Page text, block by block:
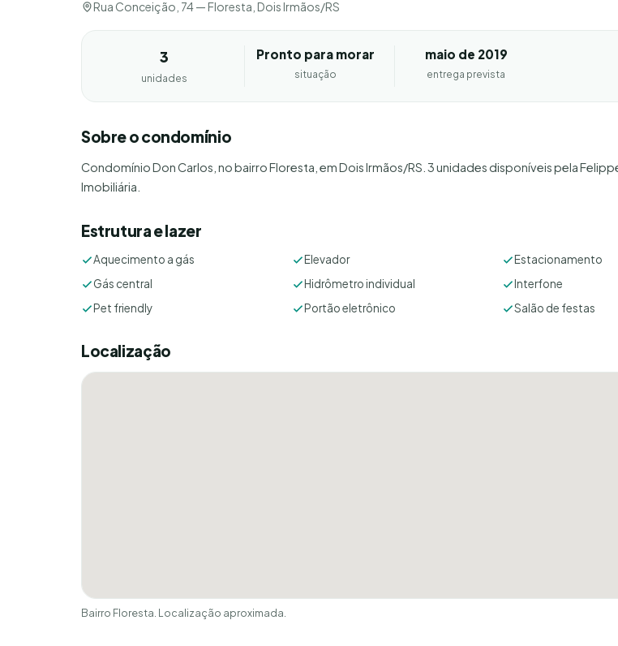
Rua Conceição, 74 — Floresta, Dois Irmãos/RS
3
unidades
Pronto para morar
situação
maio de 2019
entrega prevista
Sobre o condomínio
Condomínio Don Carlos, no bairro Floresta, em Dois Irmãos/RS. 3 unidades disponíveis pela
Imobiliária.
Estrutura e lazer
Aquecimento a gás Elevador
Estacionamento
Gás central
Hidrômetro individual
Interfone
Pet friendly
Portão eletrônico Salão de festas
Localização
Bairro Floresta. Localização aproximada.